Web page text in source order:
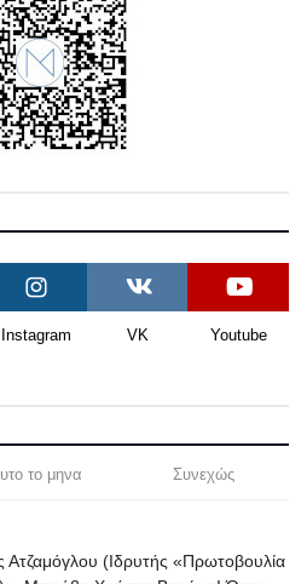
Instagram VK Youtube
το μηνα Συνεχώς
Ατζαμόγλου (Ιδρυτής «Πρωτοβουλία